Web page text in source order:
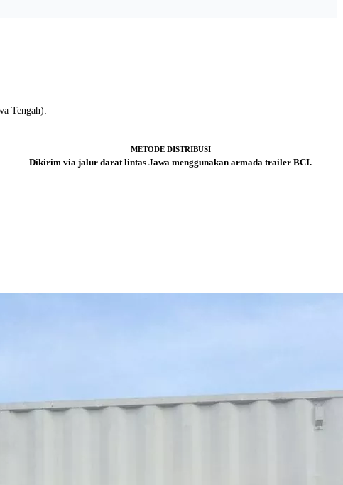
Tengah):
METODE DISTRIBUSI
Dikirim via jalur darat lintas Jawa menggunakan armada trailer BCI.